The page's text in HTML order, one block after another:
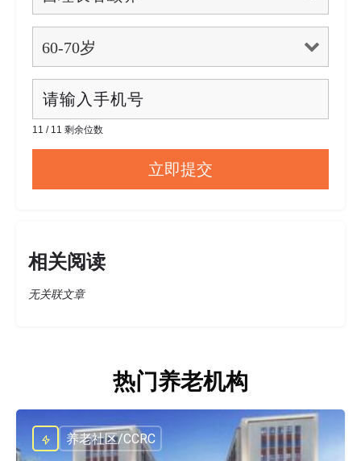
11 / 11 剩余位数
相关阅读
无关联文章
热门养老机构
养老社区/CCRC